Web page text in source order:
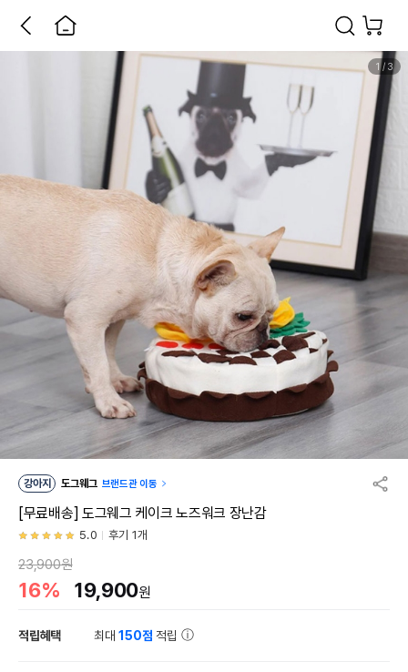
1/ 3
강아지 도그웨그 브랜드관 이동
[무료배송] 도그웨그 케이크 노즈워크 장난감
5.0 후기 1개
23,900원
16% 19,900원
적립혜택 최대150점 적립